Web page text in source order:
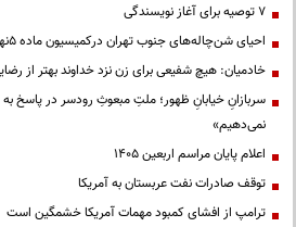
۷ توصیه برای آغاز نویسندگی
احیای شن‌چاله‌های جنوب تهران درکمیسیون ماده ۵نهایی شد
خادمیان: هیچ شفیعی برای زن نزد خداوند بهتر از
سربازانِ خیابانِ ظهور؛ ملتِ مبعوثِ رودسر در پاسخ به
نمی‌دهیم»
اعلام پایان مراسم اربعین ۱۴۰۵
توقف صادرات نفت عربستان به آمریکا
ترامپ از افشای کمبود مهمات آمریکا خشمگین است